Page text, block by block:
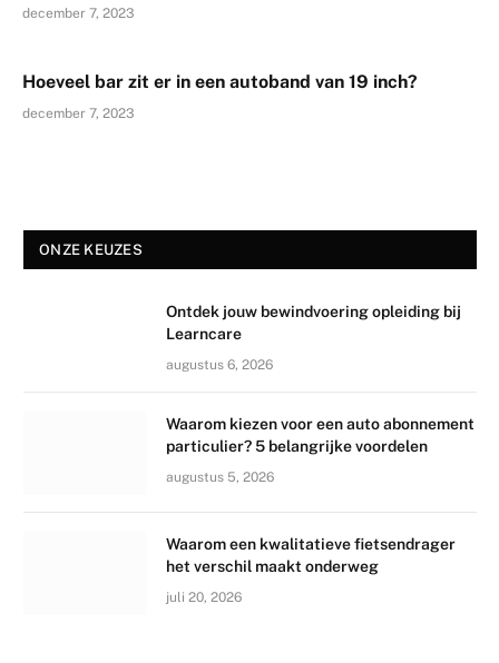
december 7, 2023
Hoeveel bar zit er in een autoband van 19 inch?
december 7, 2023
ONZE KEUZES
Ontdek jouw bewindvoering opleiding bij
Learncare
augustus 6, 2026
Waarom kiezen voor een auto abonnement
particulier? 5 belangrijke voordelen
augustus 5, 2026
Waarom een kwalitatieve fietsendrager
het verschil maakt onderweg
juli 20, 2026